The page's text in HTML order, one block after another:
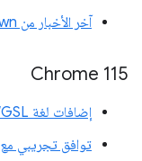
آخر الأخبار من Dawn
Chrome 115
إضافات لغة WGSL المتوافقة
توافق تجريبي مع Direct3D 11